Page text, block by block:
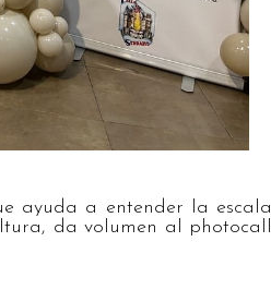
ayuda a entender la escala
da volumen al photocall